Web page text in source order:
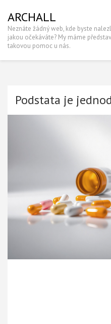
content
(Press
ARCHALL
Neznáte žádný web, kde byste
jakou očekáváte? My máme
takovou pomoc u nás.
Podstata je